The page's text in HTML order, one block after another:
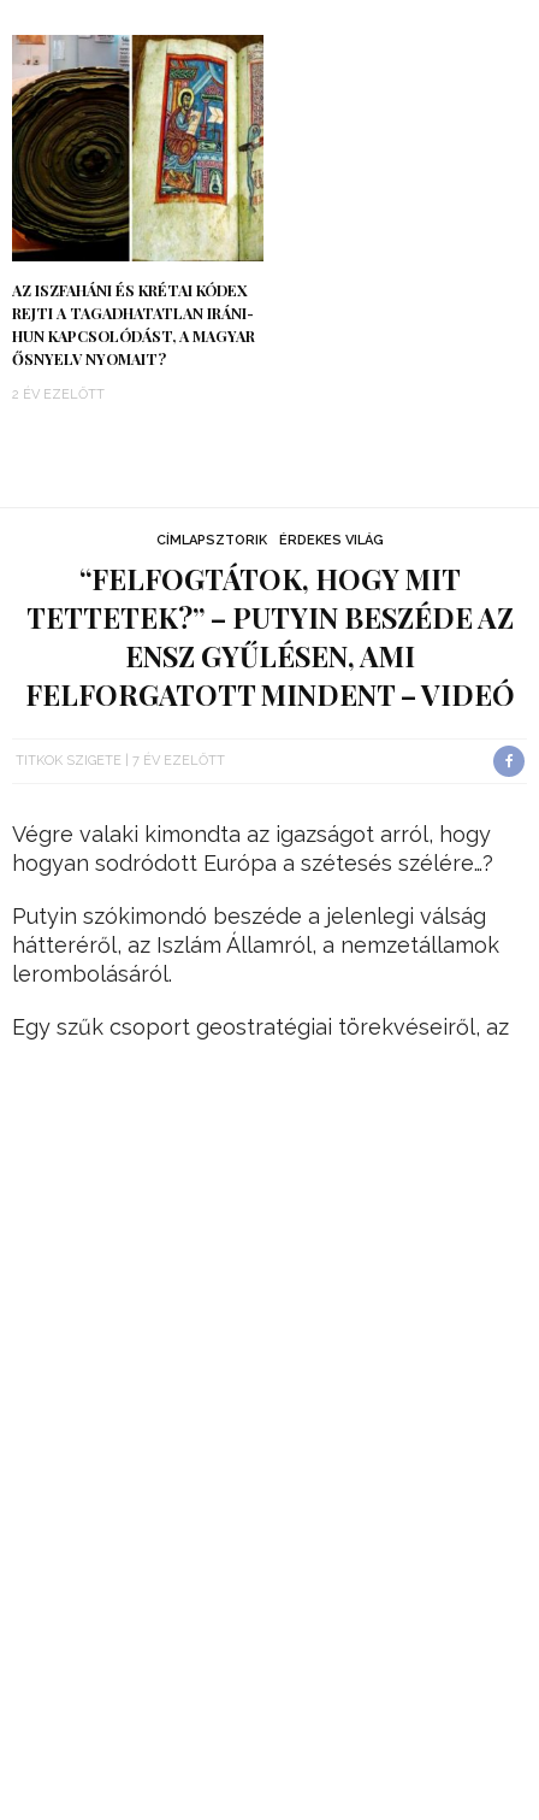
AZ ISZFAHÁNI ÉS KRÉTAI KÓDEX
REJTI A TAGADHATATLAN IRÁNI-
HUN KAPCSOLÓDÁST, A MAGYAR
ŐSNYELV NYOMAIT?
2 ÉV EZELŐTT
CÍMLAPSZTORIK ÉRDEKES VILÁG
“FELFOGTÁTOK, HOGY MIT
TETTETEK?” – PUTYIN BESZÉDE AZ
ENSZ GYŰLÉSEN, AMI
FELFORGATOTT MINDENT – VIDEÓ
TITKOK SZIGETE 7 ÉV EZELŐTT
Végre valaki kimondta az igazságot arról, hogy
hogyan sodródott Európa a szétesés szélére…?
Putyin szókimondó beszéde a jelenlegi válság
hátteréről, az Iszlám Államról, a nemzetállamok
lerombolásáról.
Egy szűk csoport geostratégiai törekvéseiről, az